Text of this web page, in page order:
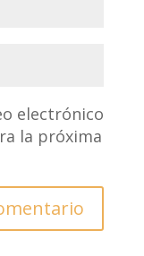
electrónico
la próxima